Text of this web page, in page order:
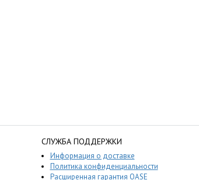
СЛУЖБА ПОДДЕРЖКИ
Информация о доставке
Политика конфиденциальности
Расширенная гарантия OASE